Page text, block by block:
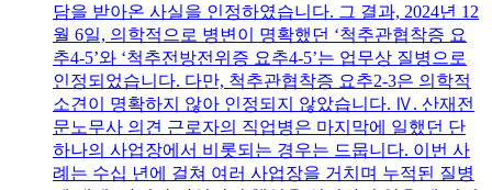
담을 받아온 사실을 인정하였습니다. 그 결과, 2024년 12
월 6일, 의학적으로 병변이 명확했던 ‘척추관협착증 요
추4-5’와 ‘척추전방전위증 요추4-5’는 업무상 질병으로
인정되었습니다. 다만, 척추관협착증 요추2-3은 의학적
소견이 명확하지 않아 인정되지 않았습니다. Ⅳ. 산재전
문노무사 의견 근로자의 직업병은 마지막에 일했던 단
하나의 사업장에서 비롯되는 경우는 드뭅니다. 이번 사
례는 수십 년에 걸쳐 여러 사업장을 거치며 누적된 질병